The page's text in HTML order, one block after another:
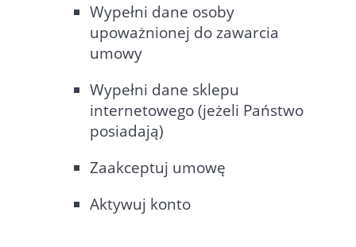
Wypełni dane osoby
upoważnionej do zawarcia
umowy
Wypełni dane sklepu
internetowego (jeżeli Państwo
posiadają)
Zaakceptuj umowę
Aktywuj konto